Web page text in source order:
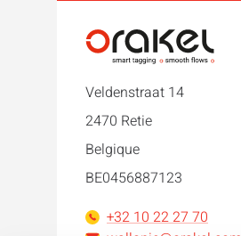
Veldenstraat 14
2470 Retie
Belgique
BE0456887123
+32 10 22 27 70